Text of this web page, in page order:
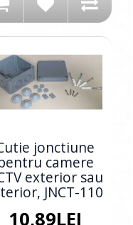
jonctiune
camere
exterior sau
JNCT-110
10,89LEI